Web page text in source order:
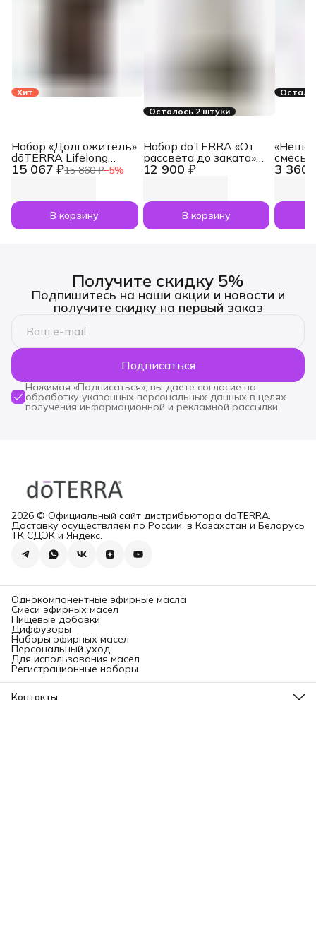
Хит
15 067 ₽15 860 ₽−5%
Набор «Долгожитель»
dōTERRA Lifelong
Vitality Pack, 3x120
В корзину
Осталось 2 штуки
12 900 ₽
Набор doTERRA «От
рассвета до заката»
увлажнитель воздуха
по 5 мл
В корзину
3 360
смесь
Получите скидку 5%
Подпишитесь на наши акции и новости и
получите скидку на первый заказ
Подписаться
Нажимая «Подписаться», вы даете согласие на
обработку указанных персональных данных в целях
получения информационной и рекламной рассылки
2026 © Официальный сайт дистрибьютора dōTERRA.
Доставку осуществляем по России, в Казахстан и Беларусь
ТК СДЭК и Яндекс.
Однокомпонентные эфирные масла
Смеси эфирных масел
Пищевые добавки
Диффузоры
Наборы эфирных масел
Персональный уход
Для использования масел
Регистрационные наборы
Контакты